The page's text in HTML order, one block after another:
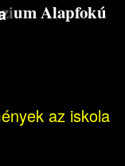
Alapfokú
az iskola